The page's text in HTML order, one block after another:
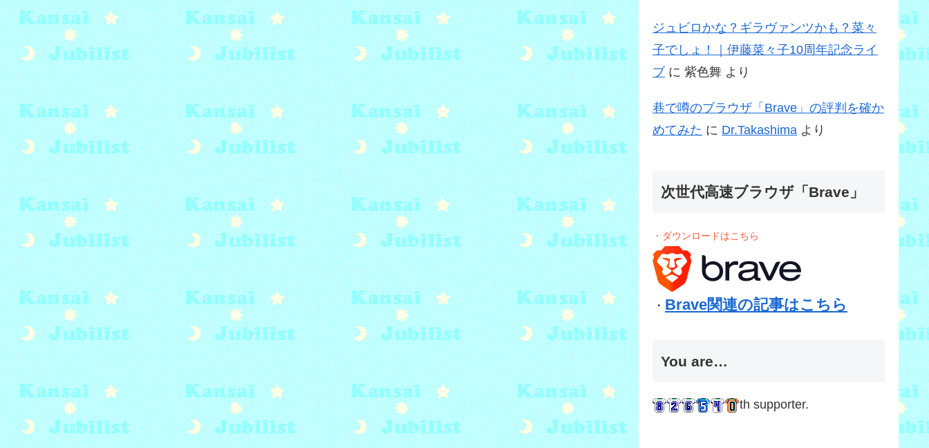
ジュビロかな？ギラヴァンツかも？菜々
子でしょ！｜伊藤菜々子10周年記念ライ
ブ に 紫色舞 より
巷で噂のブラウザ「Brave」の評判を確か
めてみた に Dr.Takashima より
次世代高速ブラウザ「Brave」
・ダウンロードはこちら
・ Brave関連の記事はこちら
You are…
th supporter.